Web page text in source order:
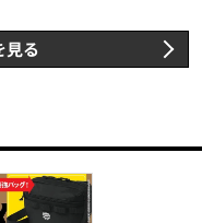
見る